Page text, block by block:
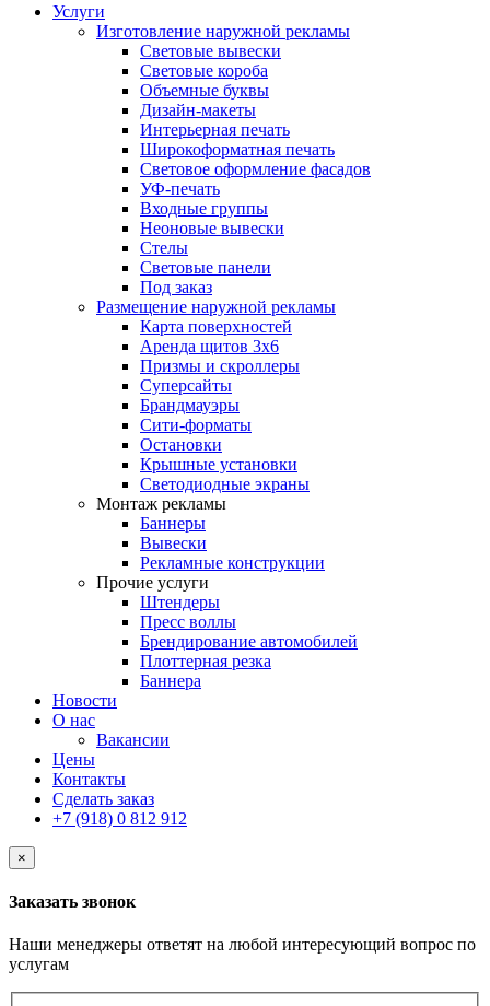
Услуги
Изготовление наружной рекламы
Световые вывески
Световые короба
Объемные буквы
Дизайн-макеты
Интерьерная печать
Широкоформатная печать
Световое оформление фасадов
УФ-печать
Входные группы
Неоновые вывески
Стелы
Световые панели
Под заказ
Размещение наружной рекламы
Карта поверхностей
Аренда щитов 3х6
Призмы и скроллеры
Суперсайты
Брандмауэры
Сити-форматы
Остановки
Крышные установки
Светодиодные экраны
Монтаж рекламы
Баннеры
Вывески
Рекламные конструкции
Прочие услуги
Штендеры
Пресс воллы
Брендирование автомобилей
Плоттерная резка
Баннера
Новости
О нас
Вакансии
Цены
Контакты
Сделать заказ
+7 (918) 0 812 912
×
Заказать звонок
Наши менеджеры ответят на любой интересующий вопрос по
услугам